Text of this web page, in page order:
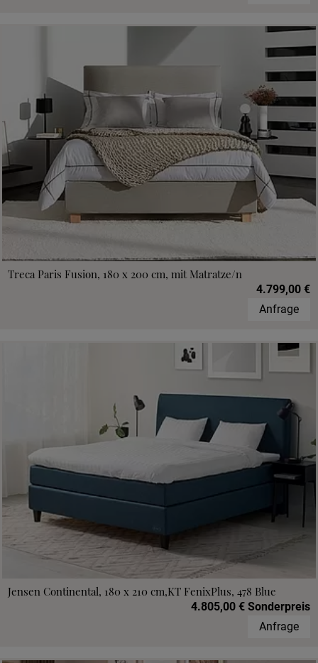
Treca Paris Fusion, 180 x 200 cm, mit Matratze/n
4.799,00 €
Anfrage
Jensen Continental, 180 x 210 cm,KT FenixPlus, 478 Blue
4.805,00 € Sonderpreis
Anfrage